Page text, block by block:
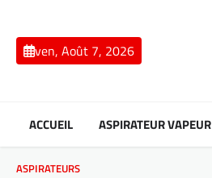
contentven, Août 7, 2026
ACCUEIL ASPIRATEUR VAPEUR
ASPIRATEURS